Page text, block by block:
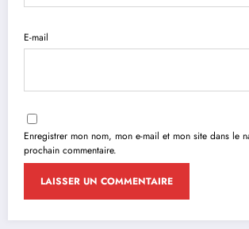
E-mail
Enregistrer mon nom, mon e-mail et mon site dans le
prochain commentaire.